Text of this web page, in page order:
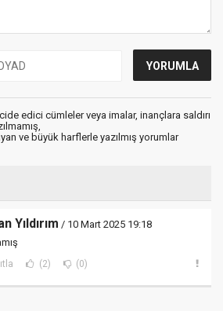
edici cümleler veya imalar, inançlara saldırı
ve büyük harflerle yazılmış yorumlar
Yıldırım / 10 Mart 2025 19:18
(2) (0)